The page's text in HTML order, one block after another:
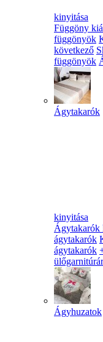
kinyitása
Függöny
függönyök
következő
függönyök
Ágytakarók
kinyitása
Ágytakarók
ágytakarók
ágytakarók
Ágyhuzatok